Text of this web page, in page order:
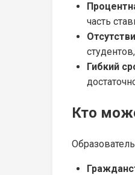
часть
Гибкий
Кто